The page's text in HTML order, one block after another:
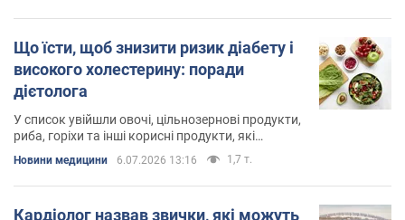
Що їсти, щоб знизити ризик діабету і
високого холестерину: поради
дієтолога
У список увійшли овочі, цільнозернові продукти,
риба, горіхи та інші корисні продукти, які
Новини медицини 6.07.2026 13:16 1,7 т.
Кардіолог назвав звички, які можуть